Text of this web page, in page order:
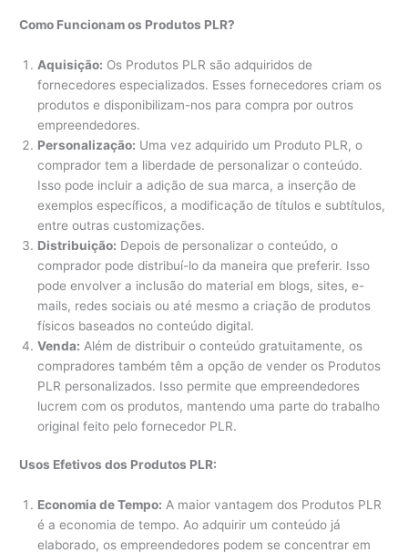
Como Funcionam os Produtos PLR?
Aquisição: Os Produtos PLR são adquiridos de
fornecedores especializados. Esses fornecedores criam os
produtos e disponibilizam-nos para compra por outros
empreendedores.
Personalização: Uma vez adquirido um Produto PLR, o
comprador tem a liberdade de personalizar o conteúdo.
Isso pode incluir a adição de sua marca, a inserção de
exemplos específicos, a modificação de títulos e subtítulos,
entre outras customizações.
Distribuição: Depois de personalizar o conteúdo, o
comprador pode distribuí-lo da maneira que preferir. Isso
pode envolver a inclusão do material em blogs, sites, e-
mails, redes sociais ou até mesmo a criação de produtos
físicos baseados no conteúdo digital.
Venda: Além de distribuir o conteúdo gratuitamente, os
compradores também têm a opção de vender os Produtos
PLR personalizados. Isso permite que empreendedores
lucrem com os produtos, mantendo uma parte do trabalho
original feito pelo fornecedor PLR.
Usos Efetivos dos Produtos PLR:
Economia de Tempo: A maior vantagem dos Produtos PLR
é a economia de tempo. Ao adquirir um conteúdo já
elaborado, os empreendedores podem se concentrar em